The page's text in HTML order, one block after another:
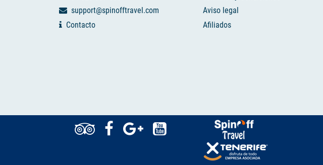
support@spinofftravel.com
Contacto
Aviso legal
Afiliados